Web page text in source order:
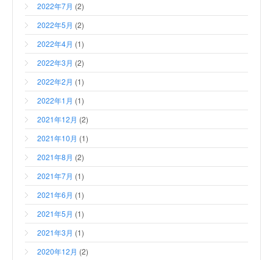
2022年7月 (2)
2022年5月 (2)
2022年4月 (1)
2022年3月 (2)
2022年2月 (1)
2022年1月 (1)
2021年12月 (2)
2021年10月 (1)
2021年8月 (2)
2021年7月 (1)
2021年6月 (1)
2021年5月 (1)
2021年3月 (1)
2020年12月 (2)